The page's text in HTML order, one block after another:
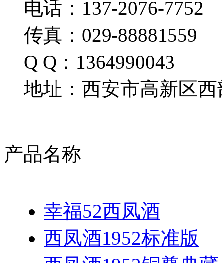
电话：137-2076-7752
传真：029-88881559
Q Q：1364990043
地址：西安市高新区西
产品名称
幸福52西凤酒
西凤酒1952标准版